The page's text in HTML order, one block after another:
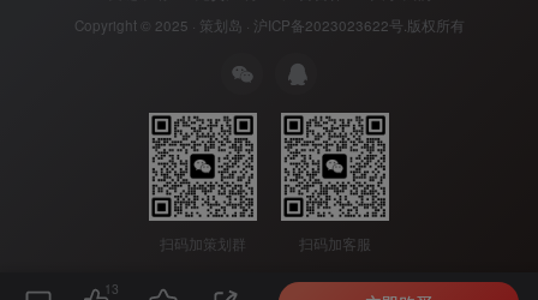
Copyright © 2025 · 策划岛 · 沪ICP备2023023622号 .版权所有
扫码加策划群 扫码加客服
13